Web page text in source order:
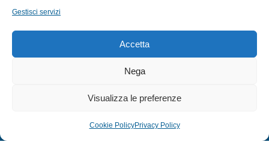
Gestisci servizi
Accetta
Nega
Visualizza le preferenze
Cookie PolicyPrivacy Policy
TERMINI E CONDIZIONI